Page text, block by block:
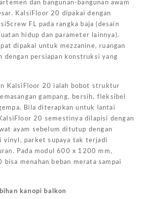
dan bangunan-bangunan awam
KalsiFloor 20 dipakai dengan
FL pada rangka baja (desain
hidup dan parameter lainnya).
dipakai untuk mezzanine, ruangan
dengan persiapan konstruksi yang
KalsiFloor 20 ialah bobot struktur
gampang, bersih, fleksibel
Bila diterapkan untuk lantai
20 semestinya dilapisi dengan
ayam sebelum ditutup dengan
vinyl, parket supaya tak terjadi
Pada modul 600 x 1200 mm,
menahan beban merata sampai
kanopi balkon